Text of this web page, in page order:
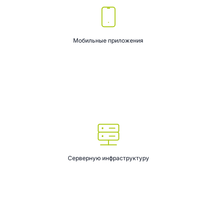
Мобильные приложения
Серверную инфраструктуру